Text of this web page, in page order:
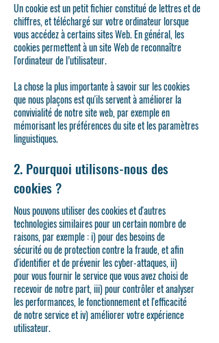
Un cookie est un petit fichier constitué de lettres et de
chiffres, et téléchargé sur votre ordinateur lorsque
vous accédez à certains sites Web. En général, les
cookies permettent à un site Web de reconnaître
l'ordinateur de l’utilisateur.
La chose la plus importante à savoir sur les cookies
que nous plaçons est qu'ils servent à améliorer la
convivialité de notre site web, par exemple en
mémorisant les préférences du site et les paramètres
linguistiques.
2. Pourquoi utilisons-nous des
cookies ?
Nous pouvons utiliser des cookies et d'autres
technologies similaires pour un certain nombre de
raisons, par exemple : i) pour des besoins de
sécurité ou de protection contre la fraude, et afin
d'identifier et de prévenir les cyber-attaques, ii)
pour vous fournir le service que vous avez choisi de
recevoir de notre part, iii) pour contrôler et analyser
les performances, le fonctionnement et l'efficacité
de notre service et iv) améliorer votre expérience
utilisateur.